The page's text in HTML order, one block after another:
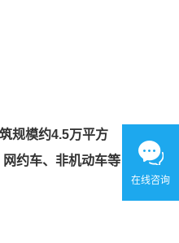
规模约4.5万平方
约车、非机动车等
在线咨询